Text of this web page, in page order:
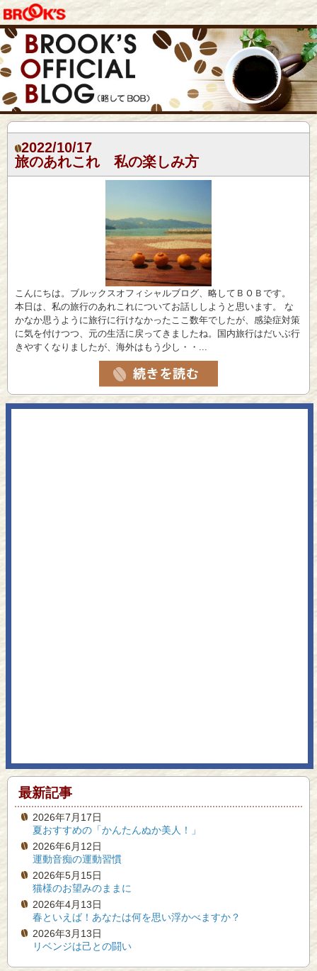
2022/10/17
旅のあれこれ 私の楽しみ方
こんにちは。ブルックスオフィシャルブログ、略してＢＯＢです。
本日は、私の旅行のあれこれについてお話ししようと思います。 な
かなか思うように旅行に行けなかったここ数年でしたが、感染症対策
に気を付けつつ、元の生活に戻ってきましたね。国内旅行はだいぶ行
きやすくなりましたが、海外はもう少し・・...
最新記事
2026年7月17日
夏おすすめの「かんたんぬか美人！」
2026年6月12日
運動音痴の運動習慣
2026年5月15日
猫様のお望みのままに
2026年4月13日
春といえば！あなたは何を思い浮かべますか？
2026年3月13日
リベンジは己との闘い